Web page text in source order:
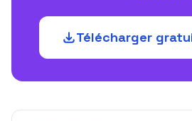
Télécharger